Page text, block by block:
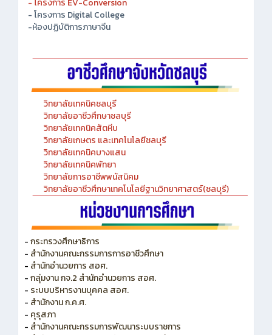
- ศูนย์ฝึกอบรมซ่อมบำรุงแขนกลและหุ่นยนต์ AI-IOT
- โครงการ EV-Conversion
- โครงการ Digital College
วิทยาลัยเทคนิคชลบุรี
วิทยาลัยอาชีวศึกษาชลบุรี
วิทยาลัยเทคนิคสัตหีบ
วิทยาลัยเกษตร และเทคโนโลยีชลบุรี
วิทยาลัยเทคนิคบางแสน
วิทยาลัยเทคนิคพัทยา
วิทยาลัยการอาชีพพนัสนิคม
วิทยาลัยอาชีวศึกษาเทคโนโลยีฐานวิทยาศาสตร์(ชลบุรี)
- กระทรวงศึกษาธิการ
- สำนักงานคณะกรรมการการอาชีวศึกษา
- สำนักอำนวยการ สอศ.
- กลุ่มงาน กจ.2 สำนักอำนวยการ สอศ.
- ระบบบริหารงานบุคคล สอศ.
- สำนักงาน ก.ค.ศ.
- คุรุสภา